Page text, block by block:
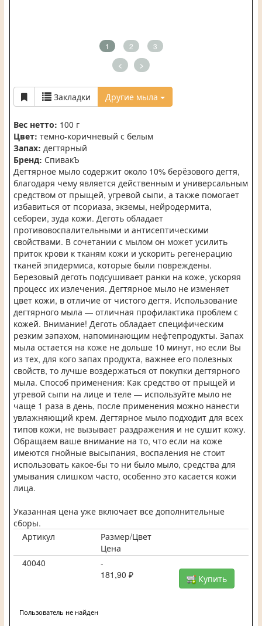
1 2 3
< >
Закладки Другие мыла
Вес нетто: 100 г
Цвет: темно-коричневый с белым
Запах: дегтярный
Бренд: СпивакЪ
Дегтярное мыло содержит около 10% берёзового дегтя,
благодаря чему является действенным и универсальным
средством от прыщей, угревой сыпи, а также помогает
избавиться от псориаза, экземы, нейродермита,
себореи, зуда кожи. Деготь обладает
противовоспалительными и антисептическими
свойствами. В сочетании с мылом он может усилить
приток крови к тканям кожи и ускорить регенерацию
тканей эпидермиса, которые были повреждены.
Березовый деготь подсушивает ранки на коже, ускоряя
процесс их излечения. Дегтярное мыло не изменяет
цвет кожи, в отличие от чистого дегтя. Использование
дегтярного мыла — отличная профилактика проблем с
кожей. Внимание! Деготь обладает специфическим
резким запахом, напоминающим нефтепродукты. Запах
мыла остается на коже не дольше 10 минут, но если Вы
из тех, для кого запах продукта, важнее его полезных
свойств, то лучше воздержаться от покупки дегтярного
мыла. Способ применения: Как средство от прыщей и
угревой сыпи на лице и теле — используйте мыло не
чаще 1 раза в день, после применения можно нанести
увлажняющий крем. Дегтярное мыло подходит для всех
типов кожи, не вызывает раздражения и не сушит кожу.
Обращаем ваше внимание на то, что если на коже
имеются гнойные высыпания, воспаления не стоит
использовать какое-бы то ни было мыло, средства для
умывания слишком часто, особенно это касается кожи
лица.
Указанная цена уже включает все дополнительные
сборы.
Артикул
Размер/Цвет
Цена
40040
-
181,90 ₽
Купить
Пользователь не найден